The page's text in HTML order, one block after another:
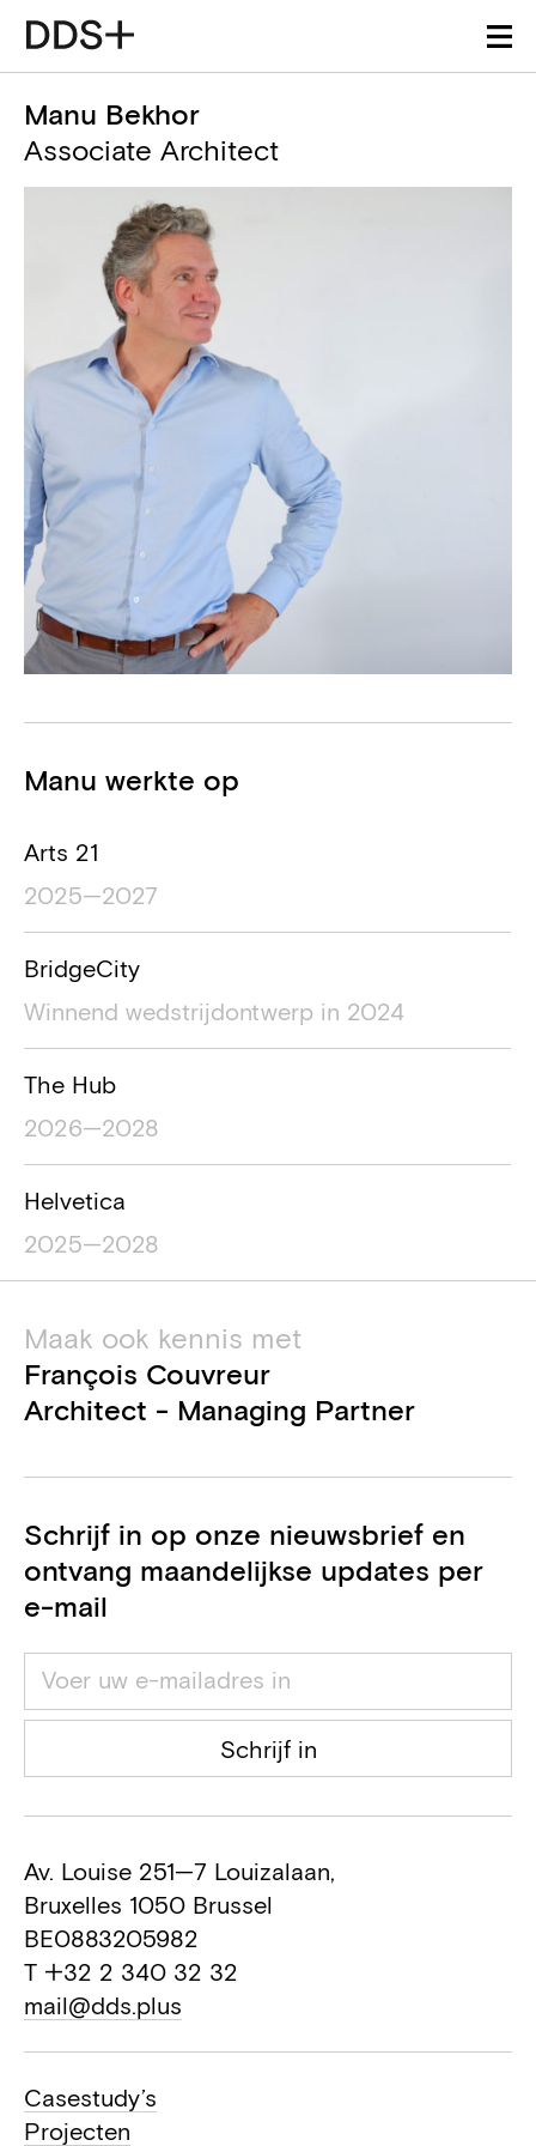
Manu Bekhor
Associate Architect
Projecten
Manu werkte op
Arts 21
2025—2027
BridgeCity
Winnend wedstrijdontwerp in 2024
The Hub
2026—2028
Helvetica
2025—2028
Maak ook kennis met
François Couvreur
Architect - Managing Partner
Schrijf in op onze nieuwsbrief en
ontvang maandelijkse updates per
e-mail
Schrijf in
Av. Louise 251—7 Louizalaan,
Bruxelles 1050 Brussel
BE0883205982
T +32 2 340 32 32
mail@dds.plus
Casestudy’s
Projecten